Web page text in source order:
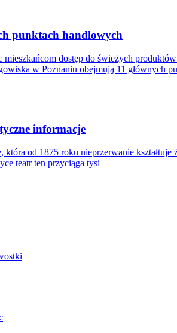
punktach handlowych
dostęp do świeżych
w Poznaniu obejmują 11 głównych
informacje
od 1875 roku nieprzerwanie
teatr ten przyciąga tysi